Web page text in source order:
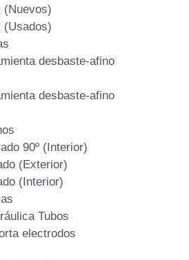
(Nuevos)
(Usados)
desbaste-afino
desbaste-afino
90º (Interior)
(Exterior)
(Interior)
Tubos
electrodos